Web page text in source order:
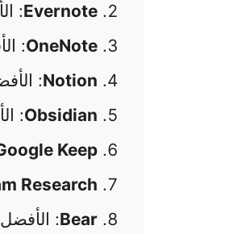
Evernote
:
OneNote
:
Notion
:
Obsidian
:
Keep
Research
Bear
: